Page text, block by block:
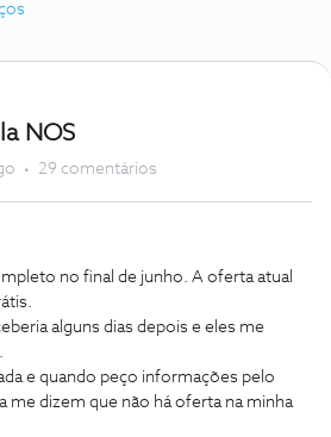
NOS
29 comentários
no final de junho. A oferta atual
alguns dias depois e eles me
e quando peço informações pelo
me dizem que não há oferta na minha